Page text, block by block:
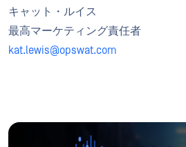
キャット・ルイス
最高マーケティング責任者
kat.lewis@opswat.com